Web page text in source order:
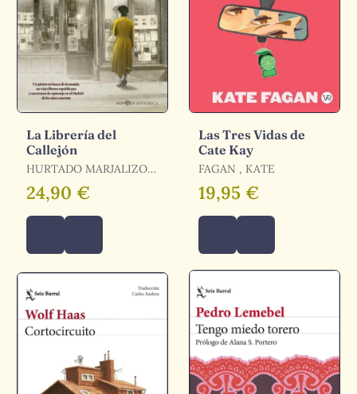
La Librería del
Callejón
HURTADO MARJALIZO
MANUEL / HURTADO
MARJALIZO, MANUEL
24,90 €
Las Tres Vidas de
Cate Kay
FAGAN , KATE
19,95 €